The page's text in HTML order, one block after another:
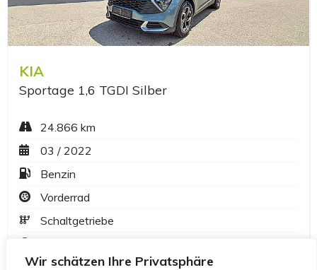
Wir schätzen Ihre Privatsphäre